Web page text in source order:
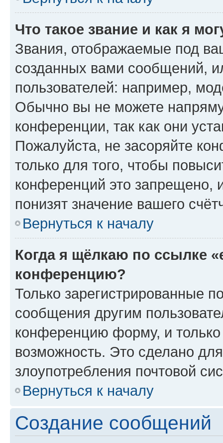
Что такое звание и как я
Звания, отображаемые под
созданных вами сообщений,
пользователей: например,
Обычно вы не можете
конференции, так как они
Пожалуйста, не засоряйте
только для того, чтобы
конференций это запрещено,
понизят значение вашего
Вернуться к началу
Когда я щёлкаю по ссылке
конференцию?
Только зарегистрированные
сообщения другим
конференцию форму, и
возможность. Это сделано
злоупотребления почтовой
Вернуться к началу
Создание сообщений